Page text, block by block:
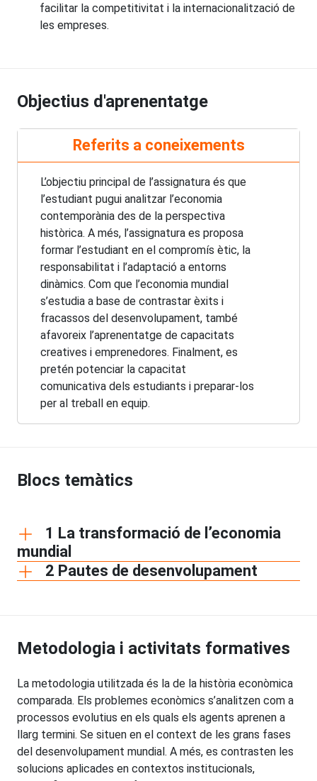
facilitar la competitivitat i la internacionalització de
les empreses.
Objectius d'aprenentatge
Referits a coneixements
L’objectiu principal de l’assignatura és que
l’estudiant pugui analitzar l’economia
contemporània des de la perspectiva
històrica. A més, l’assignatura es proposa
formar l’estudiant en el compromís ètic, la
responsabilitat i l’adaptació a entorns
dinàmics. Com que l’economia mundial
s’estudia a base de contrastar èxits i
fracassos del desenvolupament, també
afavoreix l’aprenentatge de capacitats
creatives i emprenedores. Finalment, es
pretén potenciar la capacitat
comunicativa dels estudiants i preparar-los
per al treball en equip.
Blocs temàtics
1 La transformació de l’economia
mundial
2 Pautes de desenvolupament
Metodologia i activitats formatives
La metodologia utilitzada és la de la història econòmica
comparada. Els problemes econòmics s’analitzen com a
processos evolutius en els quals els agents aprenen a
llarg termini. Se situen en el context de les grans fases
del desenvolupament mundial. A més, es contrasten les
solucions aplicades en contextos institucionals,